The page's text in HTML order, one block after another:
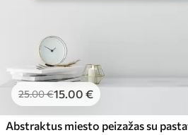
25.00€15.00 €